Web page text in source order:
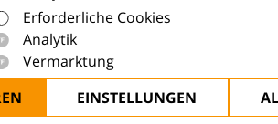
Erforderliche Cookies
Analytik
Vermarktung
EINSTELLUNGEN